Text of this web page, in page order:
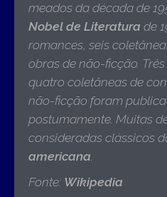
meados da década de
Nobel de Literatura de
romances, seis
obras de não-ficção.
quatro coletâneas de
não-ficção foram
postumamente. Muitas
consideradas clássicos
americana.
Fonte: Wikipedia